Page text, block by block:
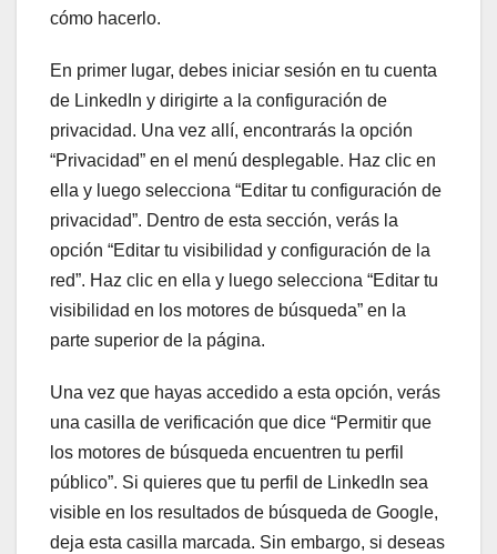
cómo hacerlo.
En primer lugar, debes iniciar sesión en tu cuenta
de LinkedIn y dirigirte a la configuración de
privacidad. Una vez allí, encontrarás la opción
“Privacidad” en el menú desplegable. Haz clic en
ella y luego selecciona “Editar tu configuración de
privacidad”. Dentro de esta sección, verás la
opción “Editar tu visibilidad y configuración de la
red”. Haz clic en ella y luego selecciona “Editar tu
visibilidad en los motores de búsqueda” en la
parte superior de la página.
Una vez que hayas accedido a esta opción, verás
una casilla de verificación que dice “Permitir que
los motores de búsqueda encuentren tu perfil
público”. Si quieres que tu perfil de LinkedIn sea
visible en los resultados de búsqueda de Google,
deja esta casilla marcada. Sin embargo, si deseas